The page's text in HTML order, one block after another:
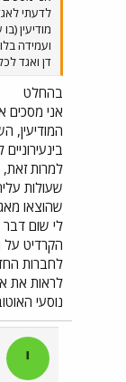
לדעתי
מודיעין
ועמידה
דן ואגד
בהחלט
אני מסכים
המודיעין,
למרות זאת,
שעולות
שהוצאו
לי שום דבר
הקרדיט על
לחברות
לראות את
נוסעי
י